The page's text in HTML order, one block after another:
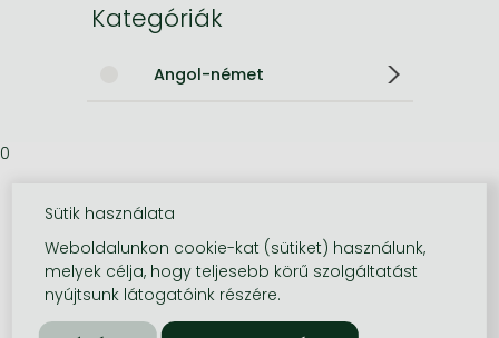
Kategóriák
Angol-német
0
Sütik használata
Weboldalunkon cookie-kat (sütiket) használunk,
melyek célja, hogy teljesebb körű szolgáltatást
nyújtsunk látogatóink részére.